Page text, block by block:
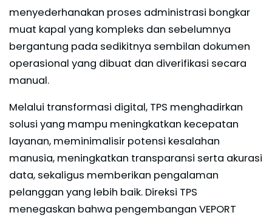
menyederhanakan proses administrasi bongkar
muat kapal yang kompleks dan sebelumnya
bergantung pada sedikitnya sembilan dokumen
operasional yang dibuat dan diverifikasi secara
manual.
Melalui transformasi digital, TPS menghadirkan
solusi yang mampu meningkatkan kecepatan
layanan, meminimalisir potensi kesalahan
manusia, meningkatkan transparansi serta akurasi
data, sekaligus memberikan pengalaman
pelanggan yang lebih baik. Direksi TPS
menegaskan bahwa pengembangan VEPORT